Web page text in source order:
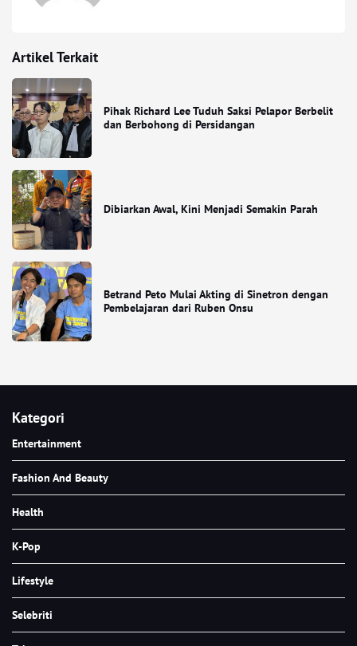
Artikel Terkait
Pihak Richard Lee Tuduh Saksi Pelapor Berbelit
dan Berbohong di Persidangan
Dibiarkan Awal, Kini Menjadi Semakin Parah
Betrand Peto Mulai Akting di Sinetron dengan
Pembelajaran dari Ruben Onsu
Kategori
Entertainment
Fashion And Beauty
Health
K-Pop
Lifestyle
Selebriti